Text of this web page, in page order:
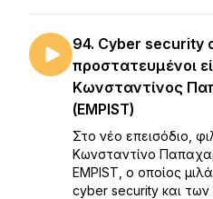
94. Cyber security
προστατευμένοι
Κωνσταντίνος
(EMPIST)
Στο νέο επεισόδιο,
Κωνσταντίνο
EMPIST, ο οποίος
cyber security και